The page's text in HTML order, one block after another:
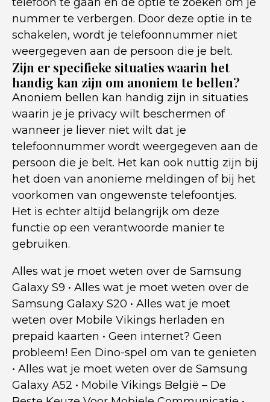
nummer te verbergen. Door deze optie in te
schakelen, wordt je telefoonnummer niet
weergegeven aan de persoon die je belt.
Zijn er specifieke situaties waarin het
handig kan zijn om anoniem te bellen?
Anoniem bellen kan handig zijn in situaties
waarin je je privacy wilt beschermen of
wanneer je liever niet wilt dat je
telefoonnummer wordt weergegeven aan de
persoon die je belt. Het kan ook nuttig zijn bij
het doen van anonieme meldingen of bij het
voorkomen van ongewenste telefoontjes.
Het is echter altijd belangrijk om deze
functie op een verantwoorde manier te
gebruiken.
Alles wat je moet weten over de Samsung
Galaxy S9 • Alles wat je moet weten over de
Samsung Galaxy S20 • Alles wat je moet
weten over Mobile Vikings herladen en
prepaid kaarten • Geen internet? Geen
probleem! Een Dino-spel om van te genieten
• Alles wat je moet weten over de Samsung
Galaxy A52 • Mobile Vikings België – De